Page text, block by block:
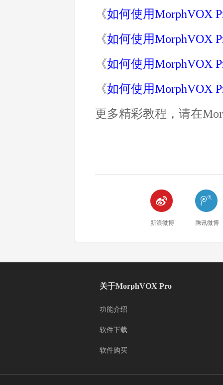
《如何使用MorphVOX
《如何使用MorphVOX
《如何使用MorphVOX
《如何使用MorphVOX
更多精彩教程，请在

新浪微博

腾讯微博
关于MorphVOX Pro
功能介绍
软件下载
软件购买